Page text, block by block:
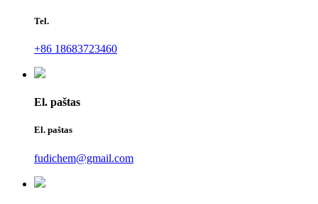
Tel.
+86 18683723460
El. paštas
El. paštas
fudichem@gmail.com